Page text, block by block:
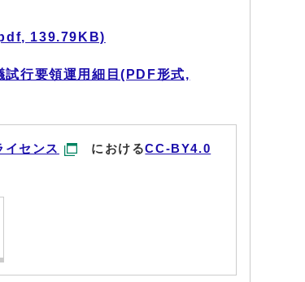
139.79KB)
試行要領運用細目(PDF形式,
センス におけるCC-BY4.0